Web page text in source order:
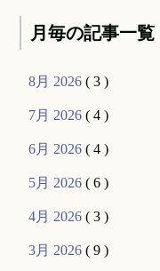
月毎の記事一覧
8月 2026( 3 )
7月 2026( 4 )
6月 2026( 4 )
5月 2026( 6 )
4月 2026( 3 )
3月 2026( 9 )